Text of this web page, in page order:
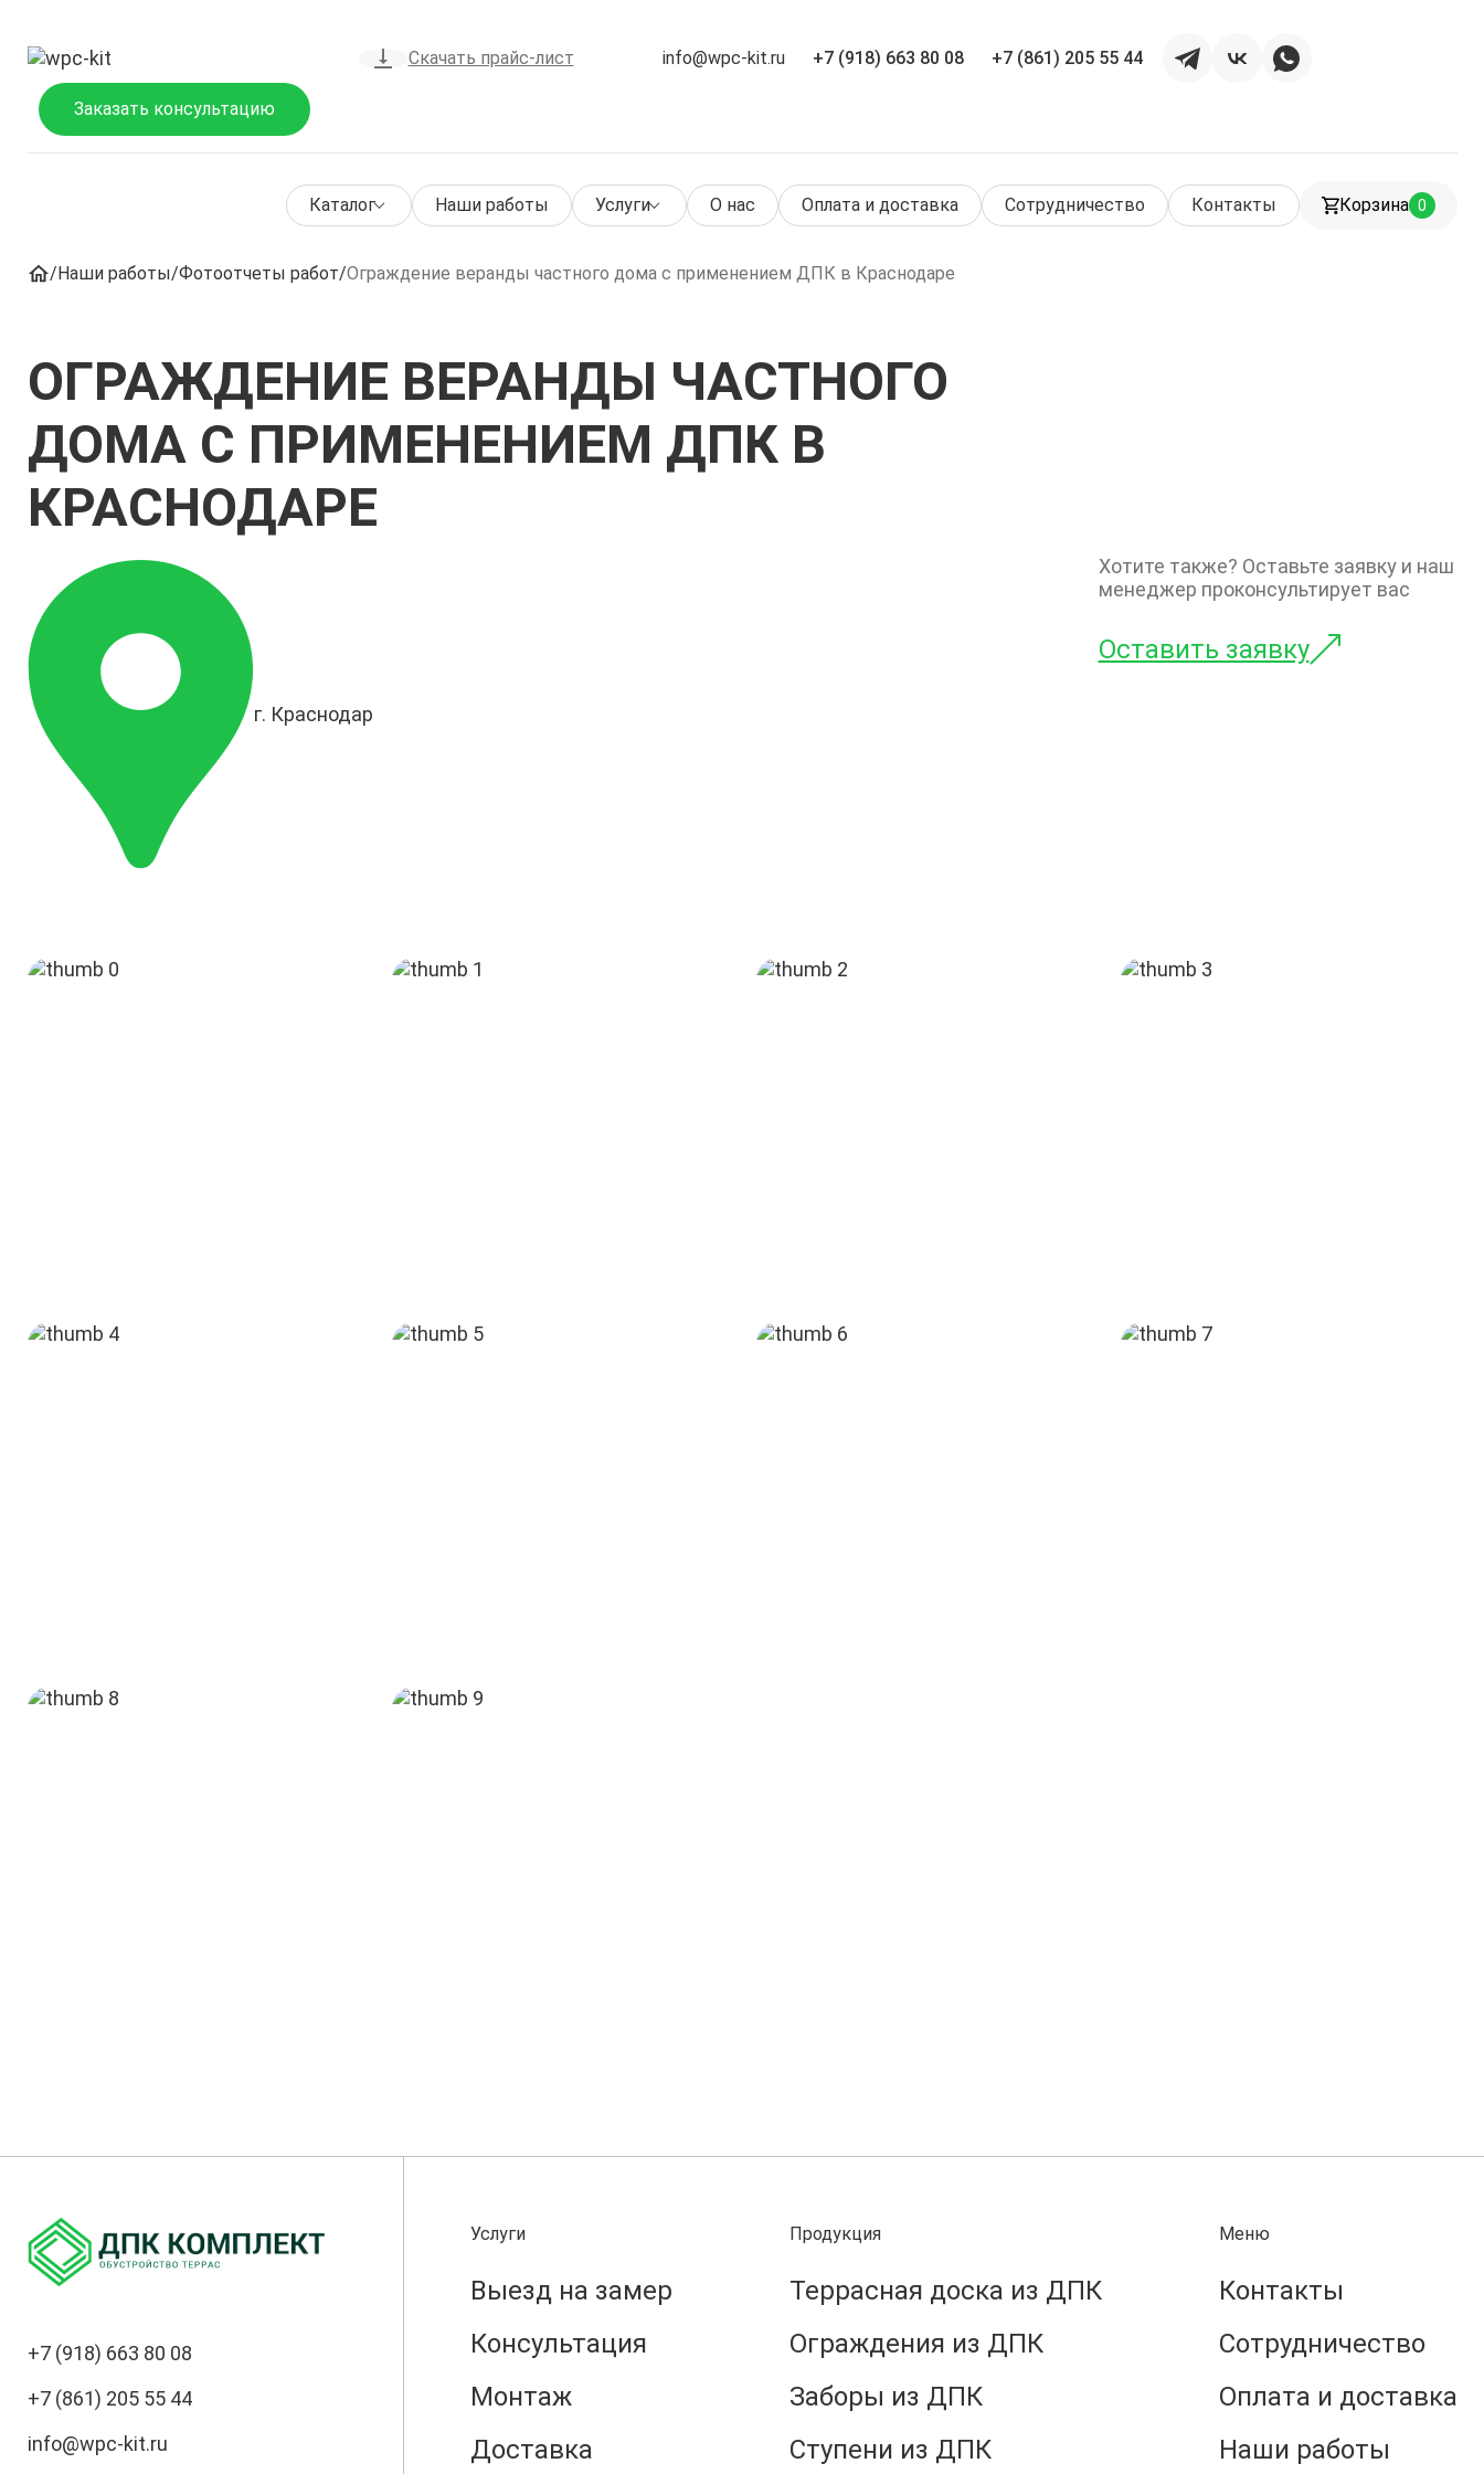
Скачать прайс-лист info@wpc-kit.ru +7 (918) 663 80 08 +7 (861) 205 55 44
Заказать консультацию
Каталог Наши работы Услуги О нас Оплата и доставка Сотрудничество Контакты Корзина 0
Наши работы Фотоотчеты работ Ограждение веранды частного дома с применением ДПК в Краснодаре
ОГРАЖДЕНИЕ ВЕРАНДЫ ЧАСТНОГО
ДОМА С ПРИМЕНЕНИЕМ ДПК В
КРАСНОДАРЕ
г. Краснодар
Хотите также? Оставьте заявку и наш
менеджер проконсультирует вас
Оставить заявку
+7 (918) 663 80 08
+7 (861) 205 55 44
info@wpc-kit.ru
Услуги
Выезд на замер
Консультация
Монтаж
Доставка
Продукция
Террасная доска из ДПК
Ограждения из ДПК
Заборы из ДПК
Ступени из ДПК
Меню
Контакты
Сотрудничество
Оплата и доставка
Наши работы